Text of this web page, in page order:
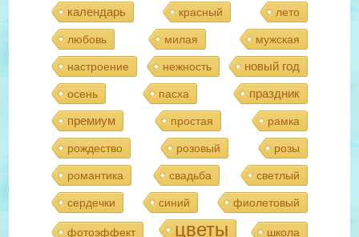
календарь красный лето
любовь милая мужская
настроение нежность новый год
осень пасха
праздник
премиум
простая рамка
рождество розовый розы
романтика свадьба светлый
сердечки синий фиолетовый
фотоэффект цветы школа